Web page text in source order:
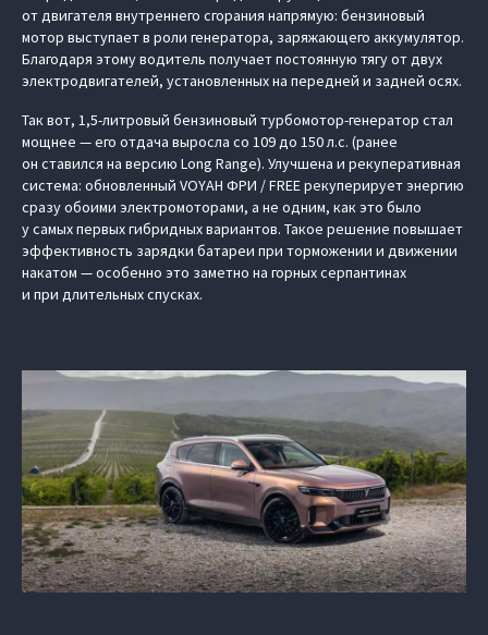
от двигателя внутреннего сгорания напрямую: бензиновый
мотор выступает в роли генератора, заряжающего аккумулятор.
Благодаря этому водитель получает постоянную тягу от двух
электродвигателей, установленных на передней и задней осях.
Так вот, 1,5-литровый бензиновый турбомотор-генератор стал
мощнее — его отдача выросла со 109 до 150 л.с. (ранее
он ставился на версию Long Range). Улучшена и рекуперативная
система: обновленный VOYAH ФРИ / FREE рекуперирует энергию
сразу обоими электромоторами, а не одним, как это было
у самых первых гибридных вариантов. Такое решение повышает
эффективность зарядки батареи при торможении и движении
накатом — особенно это заметно на горных серпантинах
и при длительных спусках.